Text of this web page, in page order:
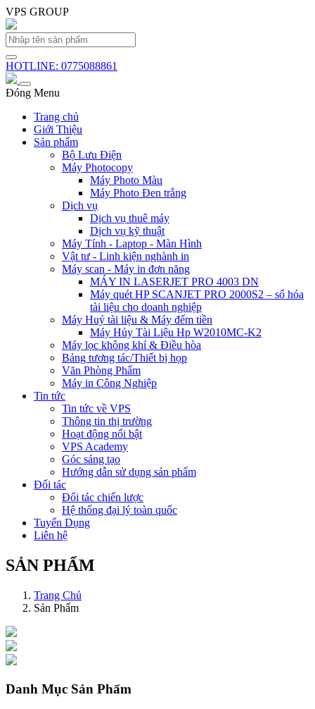
VPS GROUP
HOTLINE: 0775088861
Đóng Menu
Trang chủ
Giới Thiệu
Sản phẩm
Bộ Lưu Điện
Máy Photocopy
Máy Photo Màu
Máy Photo Đen trắng
Dịch vụ
Dịch vụ thuê máy
Dịch vụ kỹ thuật
Máy Tính - Laptop - Màn Hình
Vật tư - Linh kiện nghành in
Máy scan - Máy in đơn năng
MÁY IN LASERJET PRO 4003 DN
Máy quét HP SCANJET PRO 2000S2 – số hóa
tài liệu cho doanh nghiệp
Máy Huỷ tài liệu & Máy đếm tiền
Máy Hủy Tài Liệu Hp W2010MC-K2
Máy lọc không khí & Điều hòa
Bảng tương tác/Thiết bị họp
Văn Phòng Phẩm
Máy in Công Nghiệp
Tin tức
Tin tức về VPS
Thông tin thị trường
Hoạt động nổi bật
VPS Academy
Góc sáng tạo
Hướng dẫn sử dụng sản phẩm
Đối tác
Đối tác chiến lược
Hệ thống đại lý toàn quốc
Tuyển Dụng
Liên hệ
SẢN PHẨM
Trang Chủ
Sản Phẩm
Danh Mục Sản Phẩm